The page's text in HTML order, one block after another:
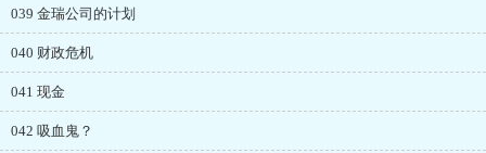
039 金瑞公司的计划
040 财政危机
041 现金
042 吸血鬼？